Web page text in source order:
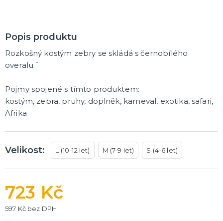
Popis produktu
Rozkošný kostým zebry se skládá s černobílého
overalu.¨
Pojmy spojené s tímto produktem:
kostým, zebra, pruhy, doplněk, karneval, exotika, safari,
Afrika
Velikost: L (10-12 let) M (7-9 let) S (4-6 let)
723 Kč
597 Kč bez DPH